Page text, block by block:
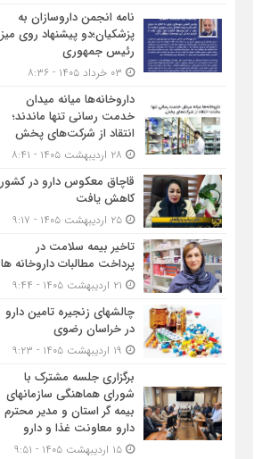
نامه انجمن داروسازان به
پزشکیان؛دو پیشنهاد روی میز
رئیس جمهوری
داروخانه‌ها میانه میدان
خدمت رسانی تنها ماندند؛
انتقاد از شرکت‌های پخش
قاچاق معکوس دارو در کشور
کاهش یافت
تاخیر بیمه سلامت در
پرداخت مطالبات داروخانه ها
چالشهای زنجیره تامین دارو
در خراسان رضوی
برگزاری جلسه مشترک با
شورای هماهنگی سازمانهای
بیمه گر استان و مدیر محترم
دارو معاونت غذا و دارو